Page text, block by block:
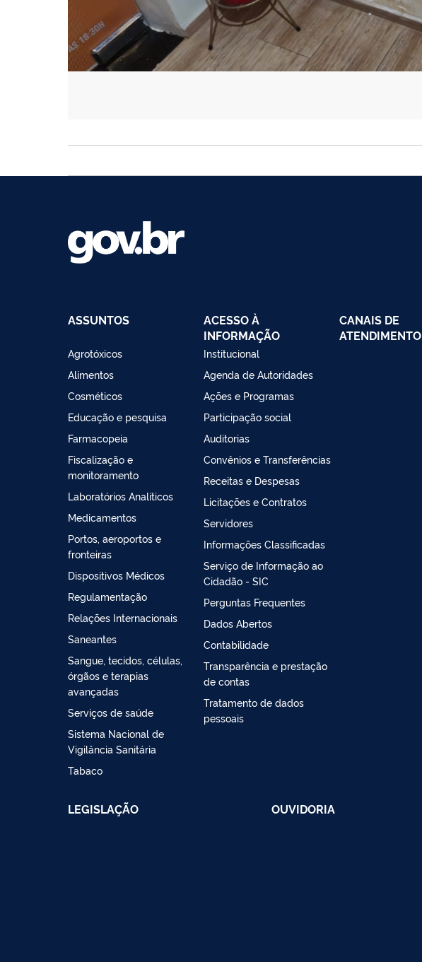
ASSUNTOS
Agrotóxicos
Alimentos
Cosméticos
Educação e pesquisa
Farmacopeia
Fiscalização e
monitoramento
Laboratórios Analíticos
Medicamentos
Portos, aeroportos e
fronteiras
Dispositivos Médicos
Regulamentação
Relações Internacionais
Saneantes
Sangue, tecidos, células,
órgãos e terapias
avançadas
Serviços de saúde
Sistema Nacional de
Vigilância Sanitária
Tabaco
ACESSO À
INFORMAÇÃO
Institucional
Agenda de Autoridades
Ações e Programas
Participação social
Auditorias
Convênios e Transferências
Receitas e Despesas
Licitações e Contratos
Servidores
Informações Classificadas
Serviço de Informação ao
Cidadão - SIC
Perguntas Frequentes
Dados Abertos
Contabilidade
Transparência e prestação
de contas
Tratamento de dados
pessoais
CANAIS DE
ATENDIMENTO
LEGISLAÇÃO OUVIDORIA